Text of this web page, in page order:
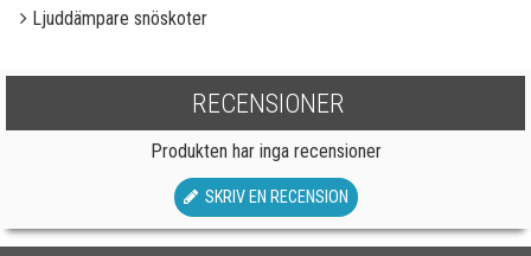
Ljuddämpare snöskoter
RECENSIONER
Produkten har inga recensioner
SKRIV EN RECENSION